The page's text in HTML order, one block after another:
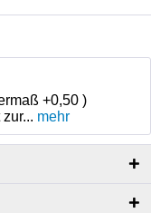
+0,50 )
mehr